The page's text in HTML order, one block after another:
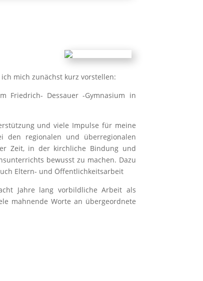
mich zunächst kurz vorstellen:
Friedrich- Dessauer -Gymnasium in
und viele Impulse für meine
den regionalen und überregionalen
Zeit, in der kirchliche Bindung und
bewusst zu machen. Dazu
Eltern- und Öffentlichkeitsarbeit
Jahre lang vorbildliche Arbeit als
mahnende Worte an übergeordnete